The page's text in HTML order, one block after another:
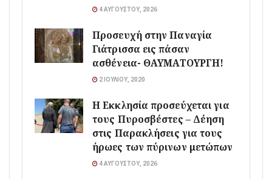
4 ΑΥΓΟΎΣΤΟΥ, 2026
Προσευχή στην Παναγία
Γιάτρισσα εις πάσαν
ασθένεια- ΘΑΥΜΑΤΟΥΡΓΗ!
2 ΙΟΥΛΊΟΥ, 2020
Η Εκκλησία προσεύχεται για
τους Πυροσβέστες – Δέηση
στις Παρακλήσεις για τους
ήρωες των πύρινων μετώπων
4 ΑΥΓΟΎΣΤΟΥ, 2026